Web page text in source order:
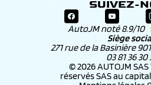
SUIVEZ-
AutoJM noté 8.9/10
Siège
271 rue de la Basinière
03 81 36 30
© 2026 AUTOJM
réservés SAS au